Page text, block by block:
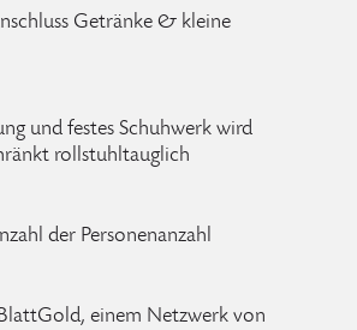
Getränke & kleine
und festes Schuhwerk wird
rollstuhltauglich
der Personenanzahl
einem Netzwerk von